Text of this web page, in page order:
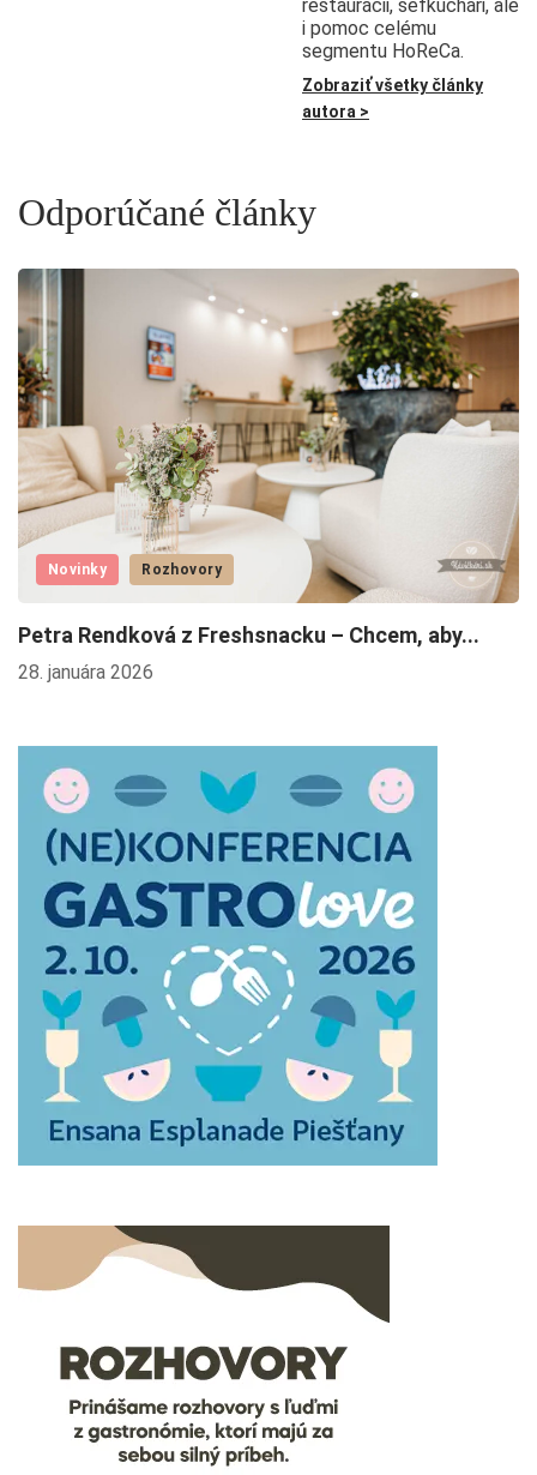
reštaurácii, šéfkuchári, ale
i pomoc celému
segmentu HoReCa.
Zobraziť všetky články
autora >
Odporúčané články
Novinky Rozhovory
Petra Rendková z Freshsnacku – Chcem, aby...
28. januára 2026